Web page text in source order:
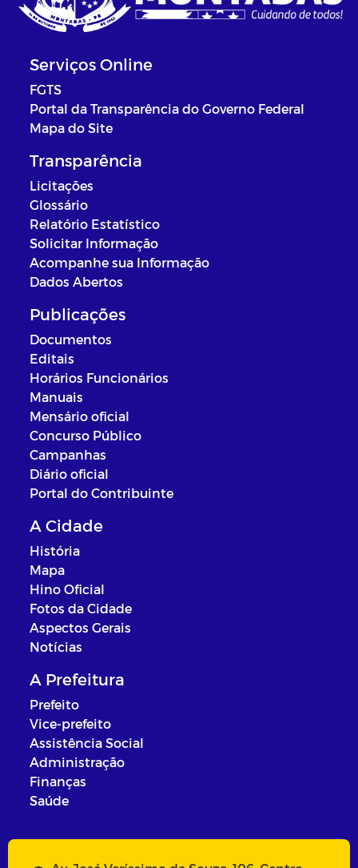
Serviços Online
FGTS
Portal da Transparência do Governo Federal
Mapa do Site
Transparência
Licitações
Glossário
Relatório Estatístico
Solicitar Informação
Acompanhe sua Informação
Dados Abertos
Publicações
Documentos
Editais
Horários Funcionários
Manuais
Mensário oficial
Concurso Público
Campanhas
Diário oficial
Portal do Contribuinte
A Cidade
História
Mapa
Hino Oficial
Fotos da Cidade
Aspectos Gerais
Notícias
A Prefeitura
Prefeito
Vice-prefeito
Assistência Social
Administração
Finanças
Saúde